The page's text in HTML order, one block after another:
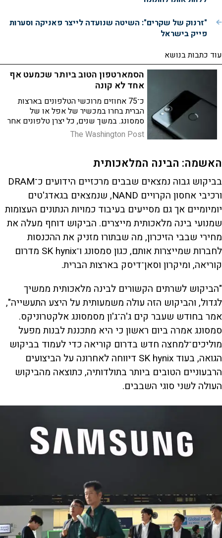
"זרנוק של שקרים": השיטה שנועדה לייצר פאניקה וסערות
פייק בישראל
עוד כתבות בנושא
הסמארטפון הטוב ביותר שכמעט אף
אחד לא קונה
כ־75 אחוזים מרוכשי הטלפונים בארצות
הברית בחרו במכשיר של אפל או של
סמסונג. במשך שנים, כל יצרן טלפונים אחר
נלחם על הפירורים. "זו אפילו לא תחרות
הוגנת"
The Washington Post
האשמה: הבינה המלאכותית
בביקוש גבוה נמצאים שבבים מרכזיים הידועים כ־DRAM
ורכיבי אחסון הקרויים NAND, שנמצאים בגאדג'טים
יומיומיים אך גם מסייעים בעיבוד כמויות הנתונים העצומות
שמנועי בינה מלאכותית מייצרים. הביקוש דוחף מעלה את
מחירי שבבי הזיכרון, מה שבתורו מזניק את ההכנסות
לחברות שמייצרות אותם, כגון סמסונג ו־SK hynix מדרום
קוריאה, ומיקרון וסאן־דיסק בארצות הברית.
"הביקוש לשרתים הקשורים לבינה מלאכותית ממשיך
לגדול, והביקוש הזה עולה משמעותית על היצע התעשייה",
אמר בחודש שעבר קים ג'ה־ג'ון מסמסונג אלקטרוניקס.
סמסונג אמרה ביום ראשון כי היא מתכננת לבנות מפעל
מוליכים־למחצה חדש בדרום קוריאה כדי לעמוד בביקוש
הגואה, בעוד SK hynix דיווחה לאחרונה על הביצועים
הרבעוניים הטובים ביותר בתולדותיה, כתוצאה מהביקוש
העולה לשני סוגי השבבים.